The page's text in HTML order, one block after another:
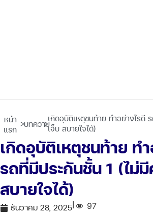
หน้า
แรก
>บทความ
>
เกิดอุบัติเหตุชนท้าย ทำอย่างไรดี
เจ็บ สบายใจได้)
เกิดอุบัติเหตุชนท้าย ท
รถที่มีประกันชั้น 1 (ไม่
สบายใจได้)
ธันวาคม 28, 2025| 97